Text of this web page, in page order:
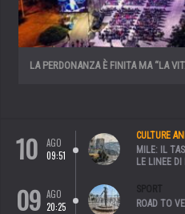
LA PERDONANZA È FINITA MA “LA
10
AGO
09:51
CULTURE
MILE: IL
LE LINEE DI
09 AGO
20:25
SPORT
ROAD TO